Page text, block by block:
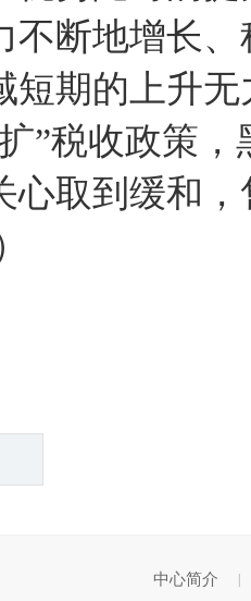
不断地增长
短期的上升
”税收政策
心取到缓和
中心简介